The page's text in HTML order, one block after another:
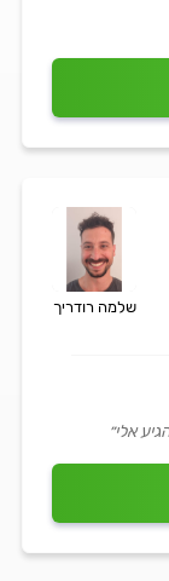
שלמה רודריך